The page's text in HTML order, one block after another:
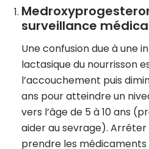
surveillance
Une confusion due à une
lactasique du nourrisson
l’accouchement puis
ans pour atteindre un
vers l’âge de 5 à 10 ans
aider au sevrage).
prendre les